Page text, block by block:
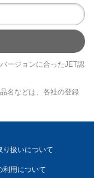
ージョンに合ったJET認
名などは、各社の登録
り扱いについて
利用について